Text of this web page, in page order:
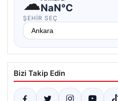
NaN°C
ŞEHIR SEÇ
Bizi Takip Edin